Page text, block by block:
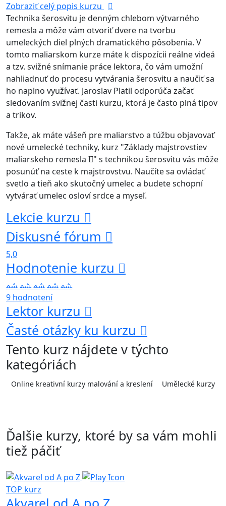
Zobraziť celý popis kurzu
Technika šerosvitu je denným chlebom výtvarného
remesla a môže vám otvoriť dvere na tvorbu
umeleckých diel plných dramatického pôsobenia. V
tomto maliarskom kurze máte k dispozícii reálne videá
a tzv. svižné snímanie práce lektora, čo vám umožní
nahliadnuť do procesu vytvárania šerosvitu a naučiť sa
ho naplno využívať. Jaroslav Platil odporúča začať
sledovaním svižnej časti kurzu, ktorá je často plná tipov
a trikov.
Takže, ak máte vášeň pre maliarstvo a túžbu objavovať
nové umelecké techniky, kurz "Základy majstrovstiev
maliarskeho remesla II" s technikou šerosvitu vás môže
posunúť na ceste k majstrovstvu. Naučíte sa ovládať
svetlo a tieň ako skutočný umelec a budete schopní
vytvárať umelec osloví srdce a myseľ.
Lekcie kurzu
Diskusné fórum
5,0
Hodnotenie kurzu
9 hodnotení
Lektor kurzu
Časté otázky ku kurzu
Tento kurz nájdete v týchto
kategóriách
Online kreativní kurzy malování a kreslení Umělecké kurzy
Ďalšie kurzy, ktoré by sa vám mohli
tiež páčiť
TOP kurz